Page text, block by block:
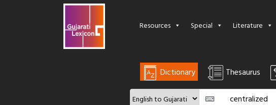
Resources Special Literature
Dictionary Thesaurus